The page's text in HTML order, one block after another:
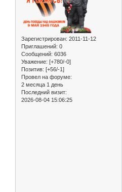
Зарегистрирован: 2011-11-12
Приглашений: 0
Сообщений: 6036
Уважение: [+780/-0]
Позитив: [+56/-1]
Провел на форуме:
2 месяца 1 день
Последний визит:
2026-08-04 15:06:25